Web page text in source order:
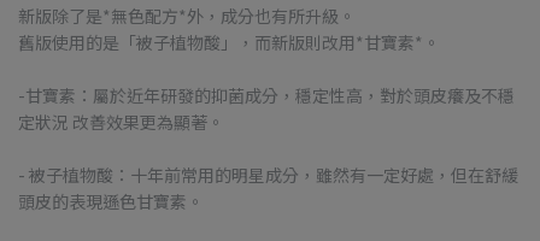
新版除了是*無色配方*外，成分也有所升級。
舊版使用的是「被子植物酸」，而新版則改用*甘寶素*。
-甘寶素：屬於近年研發的抑菌成分，穩定性高，對於頭皮癢及不穩
定狀況 改善效果更為顯著。
- 被子植物酸：十年前常用的明星成分，雖然有一定好處，但在舒緩
頭皮的表現遜色甘寶素。